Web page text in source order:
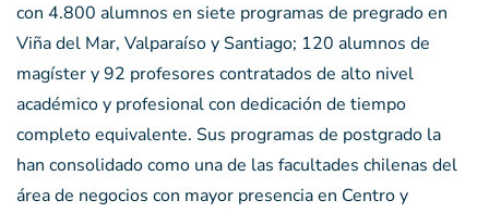
con 4.800 alumnos en siete programas de pregrado en
Viña del Mar, Valparaíso y Santiago; 120 alumnos de
magíster y 92 profesores contratados de alto nivel
académico y profesional con dedicación de tiempo
completo equivalente. Sus programas de postgrado la
han consolidado como una de las facultades chilenas del
área de negocios con mayor presencia en Centro y